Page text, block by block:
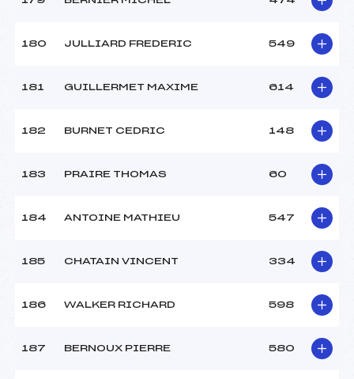
180 JULLIARD FREDERIC 549
181 GUILLERMET MAXIME 614
182 BURNET CEDRIC 148
183 PRAIRE THOMAS 60
184 ANTOINE MATHIEU 547
185 CHATAIN VINCENT 334
186 WALKER RICHARD 598
187 BERNOUX PIERRE 580